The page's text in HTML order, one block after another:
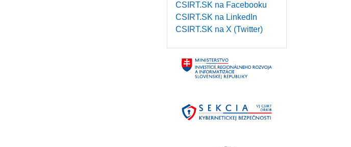
CSIRT.SK na Facebooku
CSIRT.SK na LinkedIn
CSIRT.SK na X (Twitter)